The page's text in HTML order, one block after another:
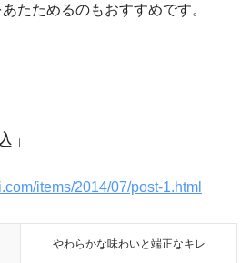
たためるのもおすすめです。
」
items/2014/07/post-1.html
やわらかな味わいと端正なキレ